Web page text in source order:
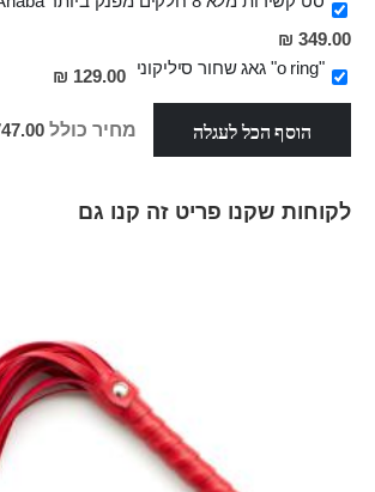
מחיר
מבצע
349.00 ₪
"o ring" גאג שחור סיליקוני
129.00 ₪
הוסף הכל לעגלה מחיר כולל ₪
לקוחות שקנו פריט זה קנו גם